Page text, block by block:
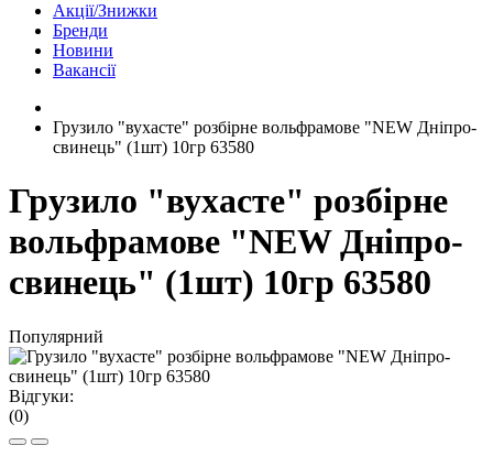
Акції/Знижки
Бренди
Новини
Вакансії
Грузило "вухасте" розбірне вольфрамове "NEW Дніпро-
свинець" (1шт) 10гр 63580
Грузило "вухасте" розбірне
вольфрамове "NEW Дніпро-
свинець" (1шт) 10гр 63580
Популярний
Відгуки:
(0)